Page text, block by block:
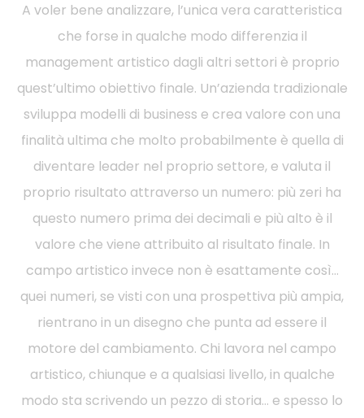
A voler bene analizzare, l’unica vera caratteristica
che forse in qualche modo differenzia il
management artistico dagli altri settori è proprio
quest’ultimo obiettivo finale. Un’azienda tradizionale
sviluppa modelli di business e crea valore con una
finalità ultima che molto probabilmente è quella di
diventare leader nel proprio settore, e valuta il
proprio risultato attraverso un numero: più zeri ha
questo numero prima dei decimali e più alto è il
valore che viene attribuito al risultato finale. In
campo artistico invece non è esattamente così…
quei numeri, se visti con una prospettiva più ampia,
rientrano in un disegno che punta ad essere il
motore del cambiamento. Chi lavora nel campo
artistico, chiunque e a qualsiasi livello, in qualche
modo sta scrivendo un pezzo di storia… e spesso lo